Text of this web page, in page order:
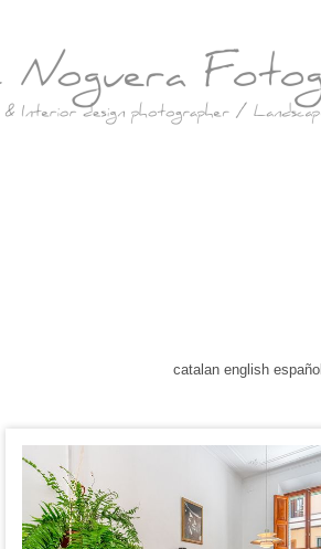
catalan english español